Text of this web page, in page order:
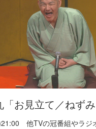
「お見立て／ねず
他TVの冠番組やラジ